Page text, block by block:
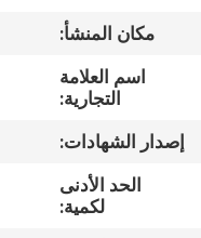
منتجات
فيديوهات
معلومات
مكان المنشأ:
اسم العلامة
التجارية:
إصدار الشهادات:
الحد الأدنى
لكمية: